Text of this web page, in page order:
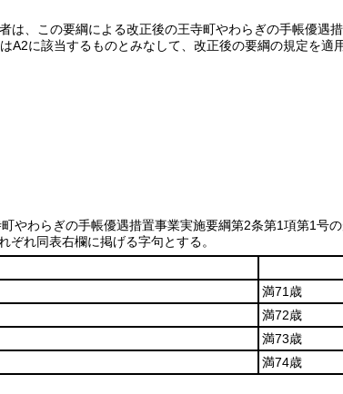
、この要綱による改正後の王寺町やわらぎの手帳優遇
A2に該当するものとみなして、改正後の要綱の規定を適用
やわらぎの手帳優遇措置事業実施要綱第2条第1項第1号
れ同表右欄に掲げる字句とする。
満71歳
満72歳
満73歳
満74歳